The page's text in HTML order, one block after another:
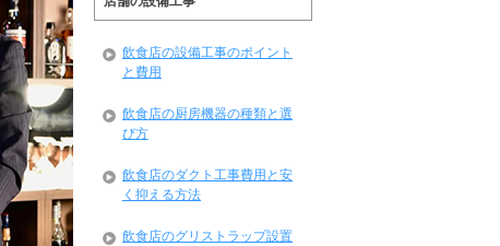
飲食店の設備工事のポイント
と費用
飲食店の厨房機器の種類と選
び方
飲食店のダクト工事費用と安
く抑える方法
飲食店のグリストラップ設置